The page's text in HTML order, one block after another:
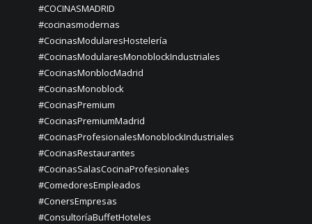
#COCINASMADRID
#cocinasmodernas
#CocinasModularesHostelería
#CocinasModularesMonoblockIndustriales
#CocinasMonblocMadrid
#CocinasMonoblock
#CocinasPremium
#CocinasPremiumMadrid
#CocinasProfesionalesMonoblockIndustriales
#CocinasRestaurantes
#CocinasSalasCocinaProfesionales
#ComedoresEmpleados
#ConersEmpresas
#ConsultoríaBuffetHoteles